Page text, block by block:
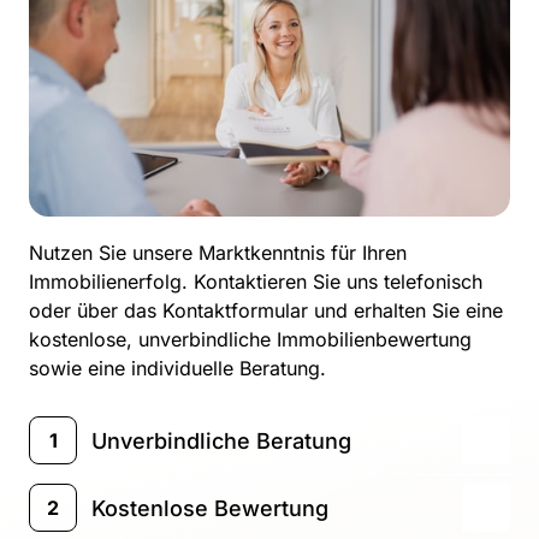
Nutzen Sie unsere Marktkenntnis für Ihren
Immobilienerfolg. Kontaktieren Sie uns telefonisch
oder über das Kontaktformular und erhalten Sie eine
kostenlose, unverbindliche Immobilienbewertung
sowie eine individuelle Beratung.
1 Unverbindliche Beratung
persönlich kennenlernen! Bei der
2 Kostenlose Bewertung